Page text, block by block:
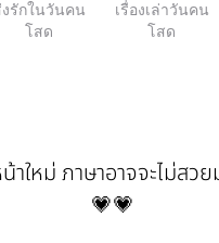
รักในวันคน
โสด
เรื่องเล่าวันคน
โสด
าใหม่ ภาษาอาจจะไม่ส
💗💗